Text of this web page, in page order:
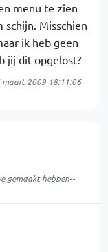
menu te zien
schijn. Misschien
ik heb geen
jij dit opgelost?
maart 2009 18:11:06
gemaakt hebben--